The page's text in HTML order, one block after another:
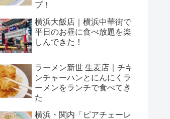
プ！
横浜大飯店｜横浜中華街で
平日のお昼に食べ放題を楽
しんできた！
ラーメン新世 生麦店｜チキ
ンチャーハンとにんにくラ
ーメンをランチで食べてき
た
横浜・関内「ピアチェーレ